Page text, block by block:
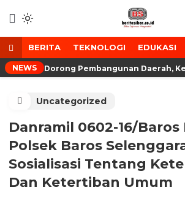
konten
BeritaSiber.co.id
Media Tanggap Dan
BERITA TEKNOLOGI EDUKASI
NEWS Dorong Pembangunan Daerah,
Uncategorized
Danramil 0602-16/Baros
Polsek Baros
Sosialisasi Tentang
Dan Ketertiban Umum